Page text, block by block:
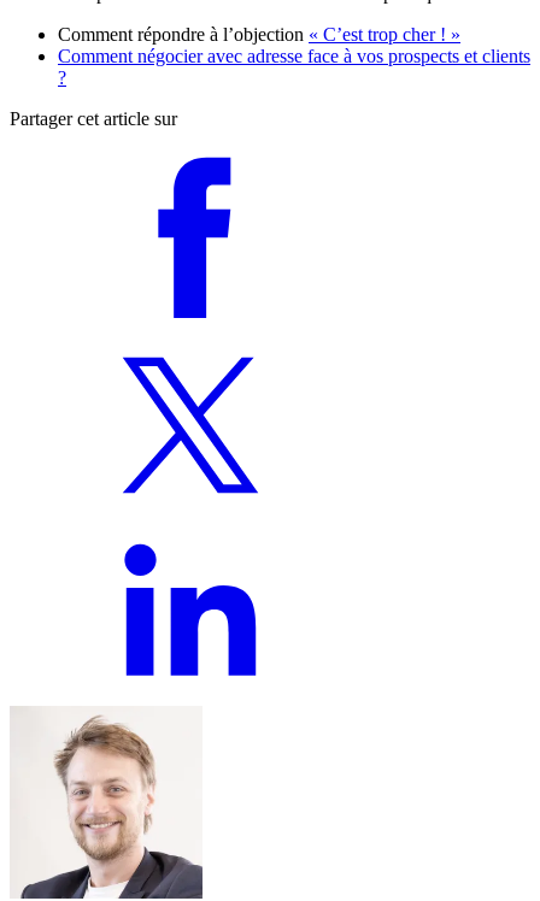
Comment répondre à l’objection « C’est trop cher ! »
Comment négocier avec adresse face à vos prospects et clients
?
Partager cet article sur